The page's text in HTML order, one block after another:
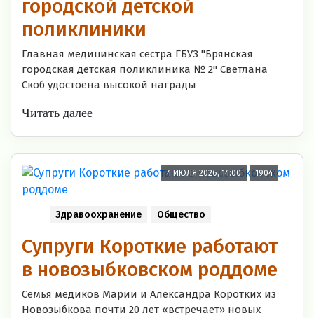
городской детской
поликлиники
Главная медицинская сестра ГБУЗ "Брянская
городская детская поликлиника № 2" Светлана
Скоб удостоена высокой награды
Читать далее
4 ИЮЛЯ 2026, 14:00 1904
Здравоохранение Общество
Супруги Короткие работают
в новозыбковском роддоме
Семья медиков Марии и Александра Коротких из
Новозыбкова почти 20 лет «встречает» новых